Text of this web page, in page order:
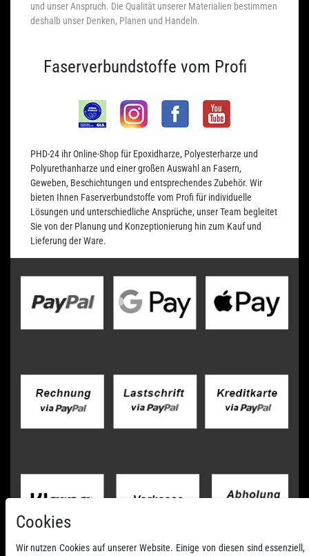
und unser Anspruch. Die Qualität unserer Materialien bestimmen
deshalb unser Denken, Planen und Handeln.
Faserverbundstoffe vom Profi
PHD-24 ihr Online-Shop für Epoxidharze, Polyesterharze und
Polyurethanharze und einer großen Auswahl an Fasern,
Geweben, Beschichtungen und entsprechendes Zubehör. Wir
bieten Ihnen Faserverbundstoffe vom Profi für individuelle
Lösungen und unterschiedliche Ansprüche, unser Team begleitet
Sie von der Planung und Konzeptionierung hin zum Kauf und
Lieferung der Ware.
Cookies
Wir nutzen Cookies auf unserer Website. Einige von diesen sind essenziell,